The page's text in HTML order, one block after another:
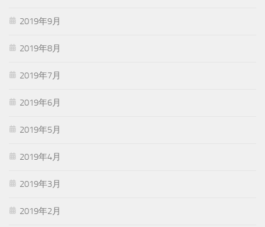
2019年9月
2019年8月
2019年7月
2019年6月
2019年5月
2019年4月
2019年3月
2019年2月